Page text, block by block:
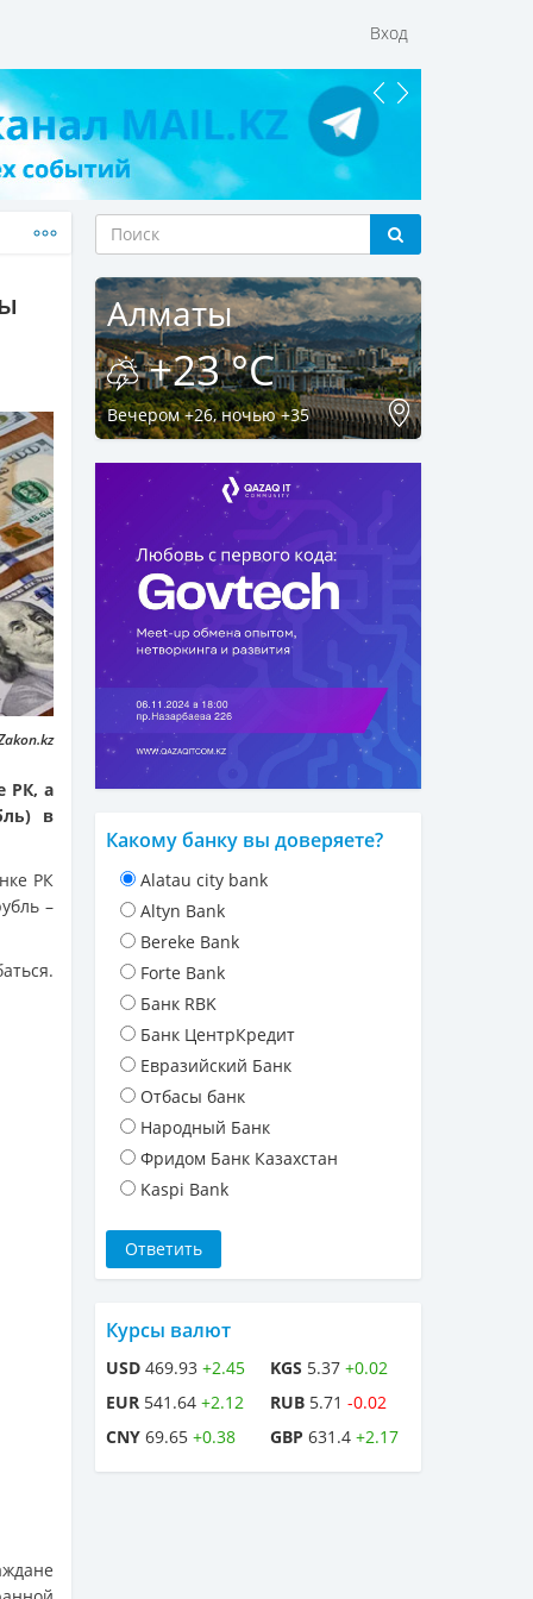
Вход
РК, а
в
РК
–
Алматы
+23 °C
Вечером +26, ночью +35
Какому банку вы доверяете?
Alatau city bank
Altyn Bank
Bereke Bank
Forte Bank
Банк RBK
Банк ЦентрКредит
Евразийский Банк
Отбасы банк
Народный Банк
Фридом Банк Казахстан
Kaspi Bank
Курсы валют
USD 469.93 +2.45
EUR 541.64 +2.12
CNY 69.65 +0.38
KGS 5.37 +0.02
RUB 5.71 -0.02
GBP 631.4 +2.17